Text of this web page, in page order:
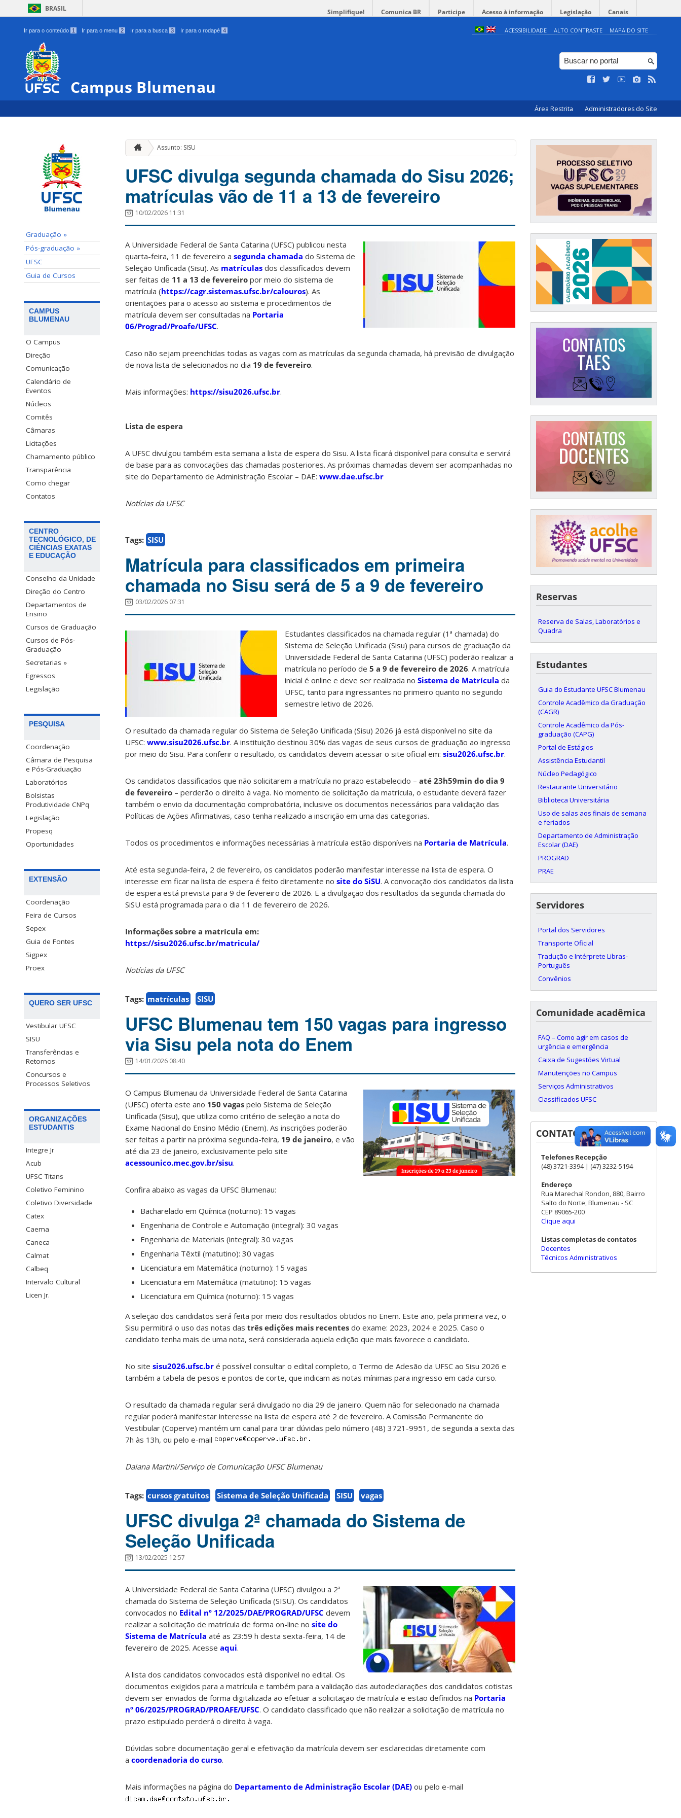
BRASIL Simplifique! Comunica BR Participe Acesso à informação Legislação Canais
Ir para o conteúdo 1 Ir para o menu 2 Ir para a busca 3 Ir para o rodapé 4 ACESSIBILIDADE ALTO CONTRASTE MAPA DO SITE
Campus Blumenau
Área Restrita Administradores do Site
Graduação »
Pós-graduação »
UFSC
Guia de Cursos
CAMPUS
BLUMENAU
O Campus
Direção
Comunicação
Calendário de
Eventos
Núcleos
Comitês
Câmaras
Licitações
Chamamento público
Transparência
Como chegar
Contatos
CENTRO
TECNOLÓGICO, DE
CIÊNCIAS EXATAS
E EDUCAÇÃO
Conselho da Unidade
Direção do Centro
Departamentos de
Ensino
Cursos de Graduação
Cursos de Pós-
Graduação
Secretarias »
Egressos
Legislação
PESQUISA
Coordenação
Câmara de Pesquisa
e Pós-Graduação
Laboratórios
Bolsistas
Produtividade CNPq
Legislação
Propesq
Oportunidades
EXTENSÃO
Coordenação
Feira de Cursos
Sepex
Guia de Fontes
Sigpex
Proex
QUERO SER UFSC
Vestibular UFSC
SISU
Transferências e
Retornos
Concursos e
Processos Seletivos
ORGANIZAÇÕES
ESTUDANTIS
Integre Jr
Acub
UFSC Titans
Coletivo Feminino
Coletivo Diversidade
Catex
Caema
Caneca
Calmat
Calbeq
Intervalo Cultural
Licen Jr.
Assunto: SISU
UFSC divulga segunda chamada do Sisu 2026;
matrículas vão de 11 a 13 de fevereiro
10/02/2026 11:31
A Universidade Federal de Santa Catarina (UFSC) publicou nesta
quarta-feira, 11 de fevereiro a segunda chamada do Sistema de
Seleção Unificada (Sisu). As matrículas dos classificados devem
ser feitas de 11 a 13 de fevereiro por meio do sistema de
matrícula (https://cagr.sistemas.ufsc.br/calouros). As
orientações para o acesso ao sistema e procedimentos de
matrícula devem ser consultadas na Portaria
06/Prograd/Proafe/UFSC.
Caso não sejam preenchidas todas as vagas com as matrículas da segunda chamada, há previsão de divulgação
de nova lista de selecionados no dia 19 de fevereiro.
Mais informações: https://sisu2026.ufsc.br.
Lista de espera
A UFSC divulgou também esta semana a lista de espera do Sisu. A lista ficará disponível para consulta e servirá
de base para as convocações das chamadas posteriores. As próximas chamadas devem ser acompanhadas no
site do Departamento de Administração Escolar – DAE: www.dae.ufsc.br
Notícias da UFSC
Tags: SISU
Matrícula para classificados em primeira
chamada no Sisu será de 5 a 9 de fevereiro
03/02/2026 07:31
Estudantes classificados na chamada regular (1ª chamada) do
Sistema de Seleção Unificada (Sisu) para cursos de graduação da
Universidade Federal de Santa Catarina (UFSC) poderão realizar a
matrícula no período de 5 a 9 de fevereiro de 2026. A matrícula
inicial é online e deve ser realizada no Sistema de Matrícula da
UFSC, tanto para ingressantes no primeiro quanto no segundo
semestre letivo de 2026.
O resultado da chamada regular do Sistema de Seleção Unificada (Sisu) 2026 já está disponível no site da
UFSC: www.sisu2026.ufsc.br. A instituição destinou 30% das vagas de seus cursos de graduação ao ingresso
por meio do Sisu. Para conferir o resultado, os candidatos devem acessar o site oficial em: sisu2026.ufsc.br.
Os candidatos classificados que não solicitarem a matrícula no prazo estabelecido – até 23h59min do dia 9
de fevereiro – perderão o direito à vaga. No momento de solicitação da matrícula, o estudante deverá fazer
também o envio da documentação comprobatória, inclusive os documentos necessários para validação das
Políticas de Ações Afirmativas, caso tenha realizado a inscrição em uma das categorias.
Todos os procedimentos e informações necessárias à matrícula estão disponíveis na Portaria de Matrícula.
Até esta segunda-feira, 2 de fevereiro, os candidatos poderão manifestar interesse na lista de espera. O
interesse em ficar na lista de espera é feito diretamente no site do SiSU. A convocação dos candidatos da lista
de espera está prevista para 9 de fevereiro de 2026. E a divulgação dos resultados da segunda chamada do
SiSU está programada para o dia 11 de fevereiro de 2026.
Informações sobre a matrícula em:
https://sisu2026.ufsc.br/matricula/
Notícias da UFSC
Tags: matrículas SISU
UFSC Blumenau tem 150 vagas para ingresso
via Sisu pela nota do Enem
14/01/2026 08:40
O Campus Blumenau da Universidade Federal de Santa Catarina
(UFSC) oferta este ano 150 vagas pelo Sistema de Seleção
Unificada (Sisu), que utiliza como critério de seleção a nota do
Exame Nacional do Ensino Médio (Enem). As inscrições poderão
ser feitas a partir na próxima segunda-feira, 19 de janeiro, e vão
até dia 23 de janeiro, exclusivamente pelo site
acessounico.mec.gov.br/sisu.
Confira abaixo as vagas da UFSC Blumenau:
Bacharelado em Química (noturno): 15 vagas
Engenharia de Controle e Automação (integral): 30 vagas
Engenharia de Materiais (integral): 30 vagas
Engenharia Têxtil (matutino): 30 vagas
Licenciatura em Matemática (noturno): 15 vagas
Licenciatura em Matemática (matutino): 15 vagas
Licenciatura em Química (noturno): 15 vagas
A seleção dos candidatos será feita por meio dos resultados obtidos no Enem. Este ano, pela primeira vez, o
Sisu permitirá o uso das notas das três edições mais recentes do exame: 2023, 2024 e 2025. Caso o
candidato tenha mais de uma nota, será considerada aquela edição que mais favorece o candidato.
No site sisu2026.ufsc.br é possível consultar o edital completo, o Termo de Adesão da UFSC ao Sisu 2026 e
também a tabela de pesos e pontos de corte, que indicam as notas mínimas para ingresso em cada curso.
O resultado da chamada regular será divulgado no dia 29 de janeiro. Quem não for selecionado na chamada
regular poderá manifestar interesse na lista de espera até 2 de fevereiro. A Comissão Permanente do
Vestibular (Coperve) mantém um canal para tirar dúvidas pelo número (48) 3721-9951, de segunda a sexta das
7h às 13h, ou pelo e-mail
Daiana Martini/Serviço de Comunicação UFSC Blumenau
Tags: cursos gratuitos Sistema de Seleção Unificada SISU vagas
UFSC divulga 2ª chamada do Sistema de
Seleção Unificada
13/02/2025 12:57
A Universidade Federal de Santa Catarina (UFSC) divulgou a 2ª
chamada do Sistema de Seleção Unificada (SISU). Os candidatos
convocados no Edital nº 12/2025/DAE/PROGRAD/UFSC devem
realizar a solicitação de matrícula de forma on-line no site do
Sistema de Matrícula até as 23:59 h desta sexta-feira, 14 de
fevereiro de 2025. Acesse aqui.
A lista dos candidatos convocados está disponível no edital. Os
documentos exigidos para a matrícula e também para a validação das autodeclarações dos candidatos cotistas
devem ser enviados de forma digitalizada ao efetuar a solicitação de matrícula e estão definidos na Portaria
nº 06/2025/PROGRAD/PROAFE/UFSC. O candidato classificado que não realizar a solicitação de matrícula no
prazo estipulado perderá o direito à vaga.
Dúvidas sobre documentação geral e efetivação da matrícula devem ser esclarecidas diretamente com
a coordenadoria do curso.
Mais informações na página do Departamento de Administração Escolar (DAE) ou pelo e-mail
Reservas
Reserva de Salas, Laboratórios e
Quadra
Estudantes
Guia do Estudante UFSC Blumenau
Controle Acadêmico da Graduação
(CAGR)
Controle Acadêmico da Pós-
graduação (CAPG)
Portal de Estágios
Assistência Estudantil
Núcleo Pedagógico
Restaurante Universitário
Biblioteca Universitária
Uso de salas aos finais de semana
e feriados
Departamento de Administração
Escolar (DAE)
PROGRAD
PRAE
Servidores
Portal dos Servidores
Transporte Oficial
Tradução e Intérprete Libras-
Português
Convênios
Comunidade acadêmica
FAQ – Como agir em casos de
urgência e emergência
Caixa de Sugestões Virtual
Manutenções no Campus
Serviços Administrativos
Classificados UFSC
CONTATOS
Telefones Recepção
(48) 3721-3394 | (47) 3232-5194
Endereço
Rua Marechal Rondon, 880, Bairro
Salto do Norte, Blumenau - SC
CEP 89065-200
Clique aqui
Listas completas de contatos
Docentes
Técnicos Administrativos